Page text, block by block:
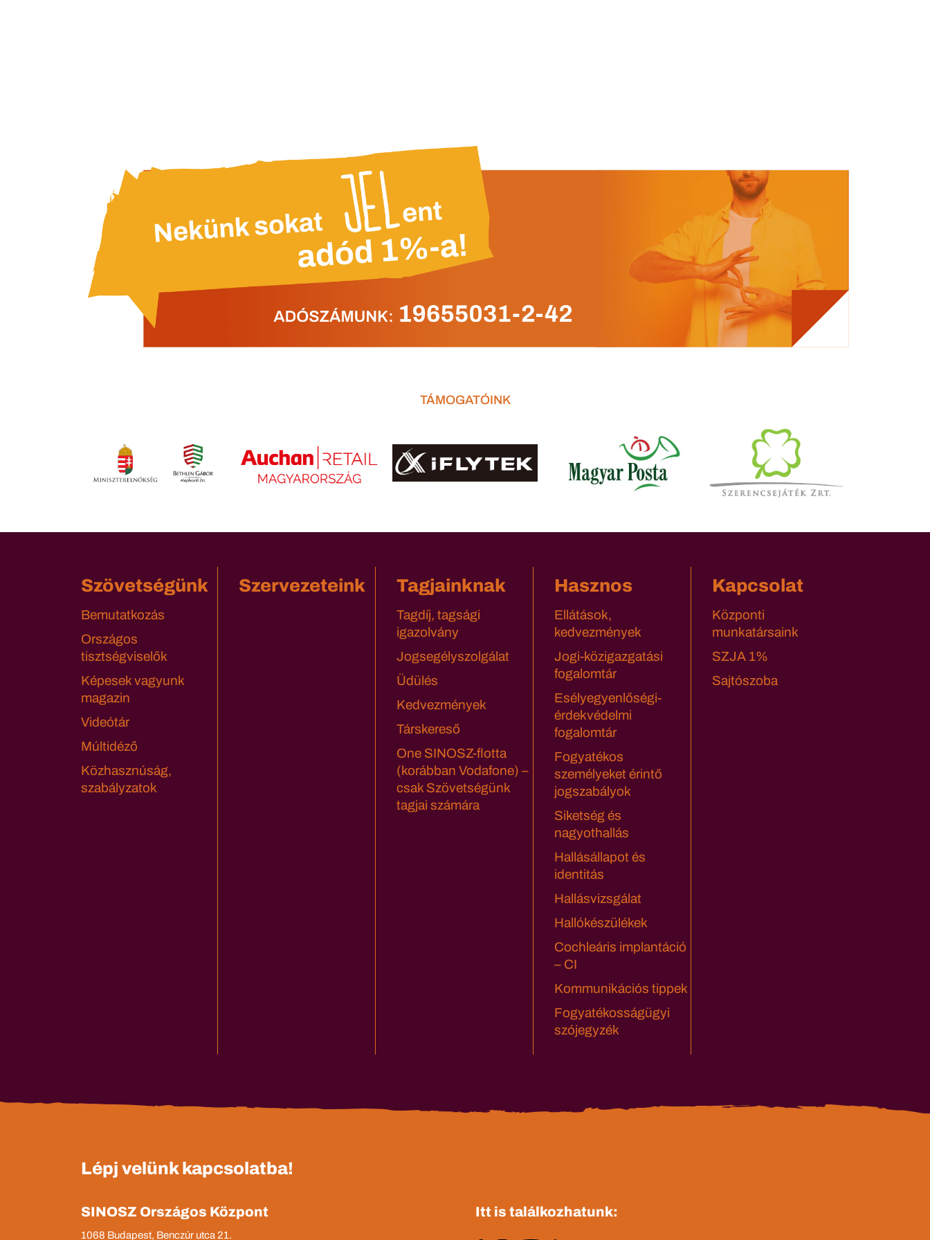
TÁMOGATÓINK
Szövetségünk
Bemutatkozás
Országos
tisztségviselők
Képesek vagyunk
magazin
Videótár
Múltidéző
Közhasznúság,
szabályzatok
Szervezeteink Tagjainknak
Tagdíj, tagsági
igazolvány
Jogsegélyszolgálat
Üdülés
Kedvezmények
Társkereső
One SINOSZ-flotta
(korábban Vodafone) –
csak Szövetségünk
tagjai számára
Hasznos
Ellátások,
kedvezmények
Jogi-közigazgatási
fogalomtár
Esélyegyenlőségi-
érdekvédelmi
fogalomtár
Fogyatékos
személyeket érintő
jogszabályok
Siketség és
nagyothallás
Hallásállapot és
identitás
Hallásvizsgálat
Hallókészülékek
Cochleáris implantáció
– CI
Kommunikációs tippek
Fogyatékosságügyi
szójegyzék
Kapcsolat
Központi
munkatársaink
SZJA 1%
Sajtószoba
Lépj velünk kapcsolatba!
SINOSZ Országos Központ
1068 Budapest, Benczúr utca 21.
Itt is találkozhatunk: